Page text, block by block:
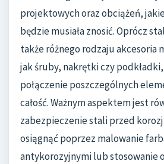
projektowych oraz obciążeń,
będzie musiała znosić. Oprócz
także różnego rodzaju akcesoria
jak śruby, nakrętki czy
połączenie poszczególnych
całość. Ważnym aspektem jest
zabezpieczenie stali przed
osiągnąć poprzez malowanie
antykorozyjnymi lub stosowanie